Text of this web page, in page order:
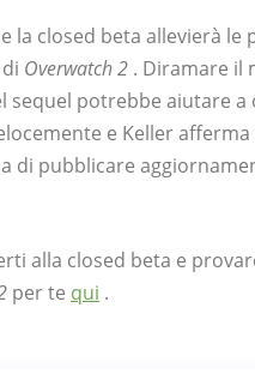
la closed beta allevierà le
Overwatch 2 . Diramare il
sequel potrebbe aiutare
e Keller
di pubblicare
alla closed beta e
per te qui .